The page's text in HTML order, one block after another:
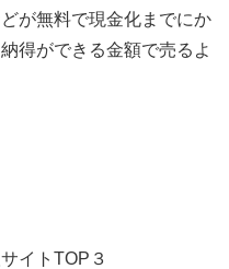
が無料で現金化までにか
得ができる金額で売るよ
イトTOP３